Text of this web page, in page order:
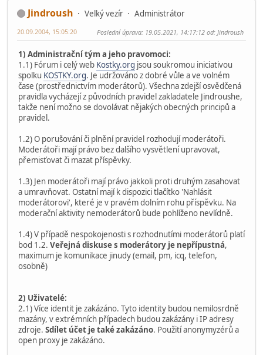
Jindroush Velký vezír Administrátor
20.09.2004, 15:05:20 Poslední úprava: 19.05.2021, 14:17:12 od: Jindroush
1) Administrační tým a jeho pravomoci:
1.1) Fórum i celý web Kostky.org jsou soukromou iniciativou
spolku KOSTKY.org. Je udržováno z dobré vůle a ve volném
čase (prostřednictvím moderátorů). Všechna zdejší osvědčená
pravidla vycházejí z původních pravidel zakladatele Jindroushe,
takže není možno se dovolávat nějakých obecných principů a
pravidel.
1.2) O porušování či plnění pravidel rozhodují moderátoři.
Moderátoři mají právo bez dalšího vysvětlení upravovat,
přemisťovat či mazat příspěvky.
1.3) Jen moderátoři mají právo jakkoli proti druhým zasahovat
a umravňovat. Ostatní mají k dispozici tlačítko 'Nahlásit
moderátorovi', které je v pravém dolním rohu příspěvku. Na
moderační aktivity nemoderátorů bude pohlíženo nevlídně.
1.4) V případě nespokojenosti s rozhodnutími moderátorů platí
bod 1.2. Veřejná diskuse s moderátory je nepřípustná,
maximum je komunikace jinudy (email, pm, icq, telefon,
osobně)
2) Uživatelé:
2.1) Více identit je zakázáno. Tyto identity budou nemilosrdně
mazány, v extrémních případech budou zakázány i IP adresy
zdroje. Sdílet účet je také zakázáno. Použití anonymyzérů a
open proxy je zakázáno.